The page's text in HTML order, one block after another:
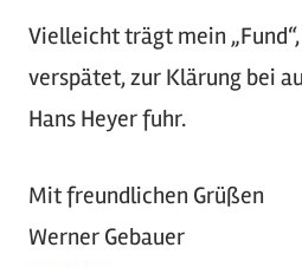
Vielleicht trägt mein
verspätet, zur Klärung bei
Hans Heyer fuhr.
Mit freundlichen Grüßen
Werner Gebauer